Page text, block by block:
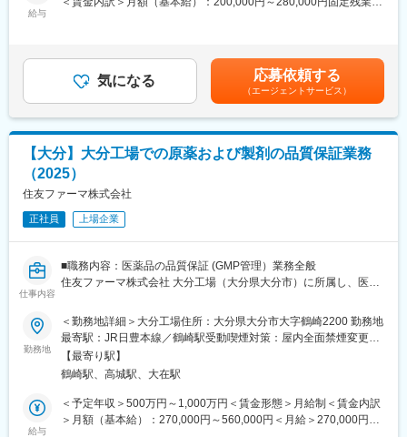
■安心の働きやすさ：
■充実の研修制度：
導入研修が80時間あり、手厚いフォロー体制があります。
CRC社内認定制度を採用し、継続研修を充実させることで常に新
しい知識を身につけ、スキルアップできる環境を用意していま
す。
■キャリアステップ：
CRCとして幅広い経験を積むことや、スペシャリストとして特定
の疾患領域の専門的な経験を積んでいくことも可能です。
方もいらっしゃいます。
るため、社内でのデスクワークが6割、お客様先での業務が4割ほ
どとなります。また、外部のITベンダーとの打ち合わせ等もある
ため、関係者が多いのも当職種の特徴の一つとなります。
ます。
【ポジションの魅力】
・長期間の研修を用意しているため職種未経験＆技術的な知識が
全く無い方でも立ち上りが可能となっております。
・業界トップクラスの調剤システムやIoT製品を扱っており、業務
を通して最新の技術に触れることが可能です。
・正社員登用は前提の採用です。就業態度に問題がなければ原則
登用となり、業界トップクラスシェアを誇る優良企業の正社員と
して安定就業が可能です。（登用率98%、試験ノルマなし）
【同社の魅力】
◆医療業界に貢献：
最新のIoT技術に注力しており、これまで人の手でアナログに行わ
れていた薬剤管理を、全自動で管理、調整、計測、分包まで対応
ない医療現場の安心安全や、医療従事者の負担軽減に大きく貢献
しています。
給与
＞※給与詳細は、年齢・スキルを考慮し決定します。■昇給：年1
回■賞与：年2回賃金はあくまでも目安の金額であり、選考を通じ
て上下する可能性があります。月給(月額)は固定手当を含めた表記
です。
気になる 応募依頼する
（エージェントサービス）
【大分】大分工場での原薬および製剤の品質保証業務
（2025）
住友ファーマ株式会社
正社員 上場企業
仕事内容
■職務内容：医薬品の品質保証 (GMP管理）業務全般
住友ファーマ株式会社 大分工場（大分県大分市）に所属し、医療
大分工場では、注射剤の原薬から製剤まで一貫した製造を行い、
その製品をグローバルに供給しています。日本国内向けの業務に
加え、欧米や中国をはじめとする海外への製品輸出、海外原材料
の管理・対応、海外当局査察への対応など、国際的な業務にも携
わることができます。
勤務地
＜勤務地詳細＞大分工場住所：大分県大分市大字鶴崎2200 勤務地
最寄駅：JR日豊本線／鶴崎駅受動喫煙対策：屋内全面禁煙変更の
範囲：会社の定める事業所
【最寄り駅】
鶴崎駅、高城駅、大在駅
給与
＜予定年収＞500万円～1,000万円＜賃金形態＞月給制＜賃金内訳
＞月額（基本給）：270,000円～560,000円＜月給＞270,000円～